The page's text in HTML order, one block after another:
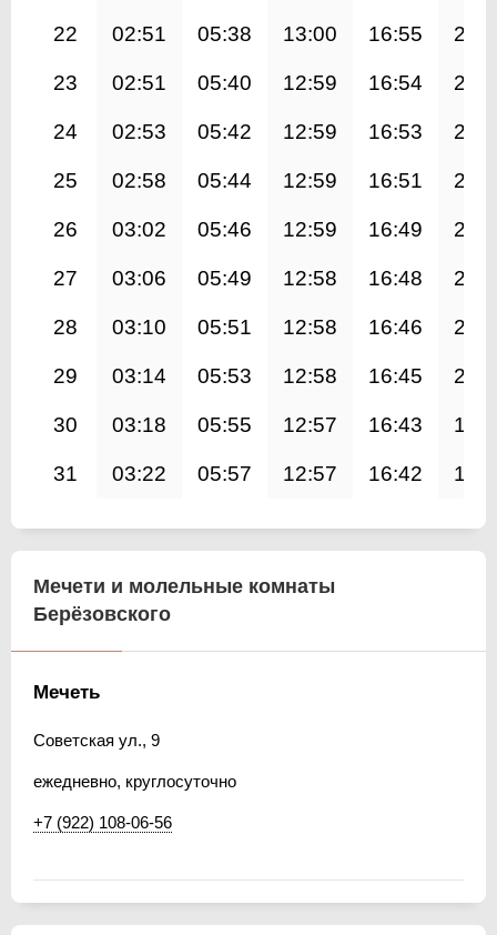
22 02:51 05:38 13:00 16:55
23 02:51 05:40 12:59 16:54
24 02:53 05:42 12:59 16:53
25 02:58 05:44 12:59 16:51
26 03:02 05:46 12:59 16:49
27 03:06 05:49 12:58 16:48
28 03:10 05:51 12:58 16:46
29 03:14 05:53 12:58 16:45
30 03:18 05:55 12:57 16:43
31 03:22 05:57 12:57 16:42
Мечети и молельные комнаты
Берёзовского
Мечеть
Советская ул., 9
ежедневно, круглосуточно
+7 (922) 108-06-56